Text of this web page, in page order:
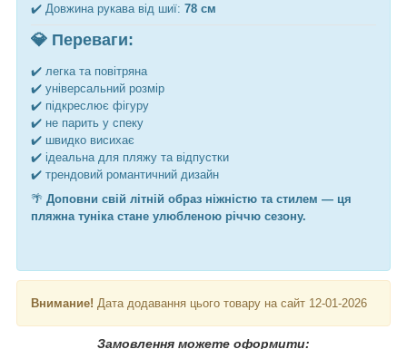
✔️ Довжина рукава від шиї: 78 см
💎 Переваги:
✔️ легка та повітряна
✔️ універсальний розмір
✔️ підкреслює фігуру
✔️ не парить у спеку
✔️ швидко висихає
✔️ ідеальна для пляжу та відпустки
✔️ трендовий романтичний дизайн
🌴 Доповни свій літній образ ніжністю та стилем — ця
пляжна туніка стане улюбленою річчю сезону.
Внимание! Дата додавання цього товару на сайт 12-01-2026
Замовлення можете оформити: